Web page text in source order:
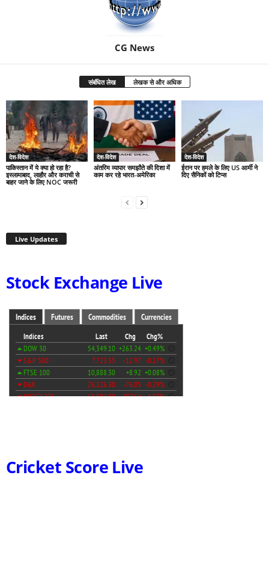
CG News
संबंधित लेख लेखक से और अधिक
देश-विदेश
पाकिस्तान में ये क्या हो रहा है?
इस्लामाबाद, लाहौर और कराची से
बाहर जाने के लिए NOC जरूरी
देश-विदेश
अंतरिम व्यापार समझौते की दिशा में
काम कर रहे भारत-अमेरिका
देश-विदेश
ईरान पर हमले के लिए US आर्मी ने
दिए सैनिकों को टिप्स
Live Updates
Stock Exchange Live
Cricket Score Live